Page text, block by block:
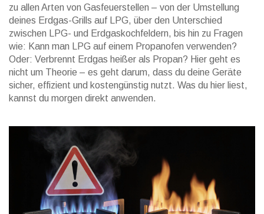
zu allen Arten von Gasfeuerstellen – von der Umstellung
deines Erdgas-Grills auf LPG, über den Unterschied
zwischen LPG- und Erdgaskochfeldern, bis hin zu Fragen
wie: Kann man LPG auf einem Propanofen verwenden?
Oder: Verbrennt Erdgas heißer als Propan? Hier geht es
nicht um Theorie – es geht darum, dass du deine Geräte
sicher, effizient und kostengünstig nutzt. Was du hier liest,
kannst du morgen direkt anwenden.